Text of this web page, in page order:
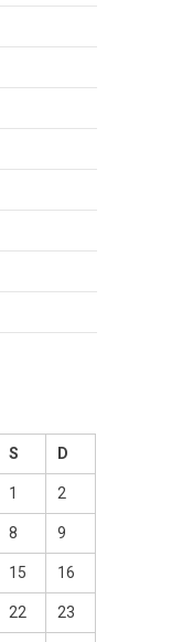
S D
1 2
8 9
15 16
22 23